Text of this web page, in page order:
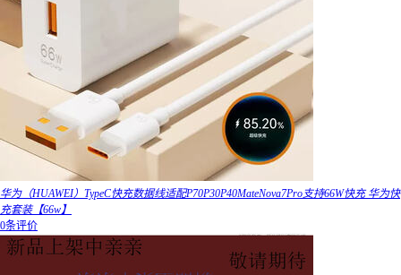
华为（HUAWEI）TypeC快充数据线适配P70P30P40MateNova7Pro支持66W快充 华为快
充套装【66w】
0条评价